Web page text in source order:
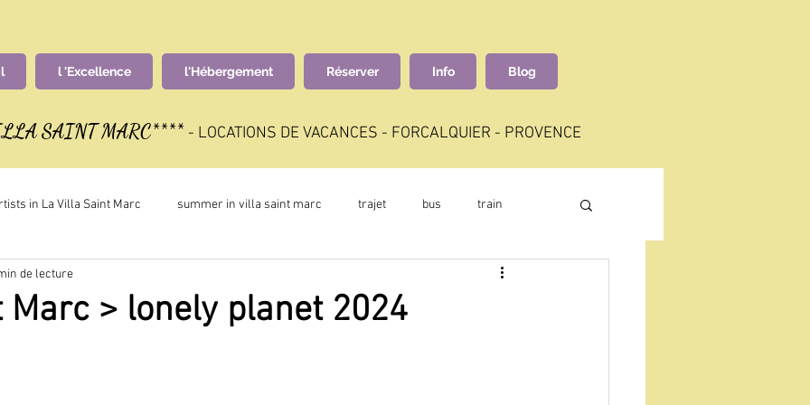
l 'Excellence l'Hébergement Réserver Info Blog
SAINT MARC**** - LOCATIONS DE VACANCES - FORCALQUIER - PROVENCE
in La Villa Saint Marc summer in villa saint marc trajet bus train
trail
> lonely planet 2024
de lecture